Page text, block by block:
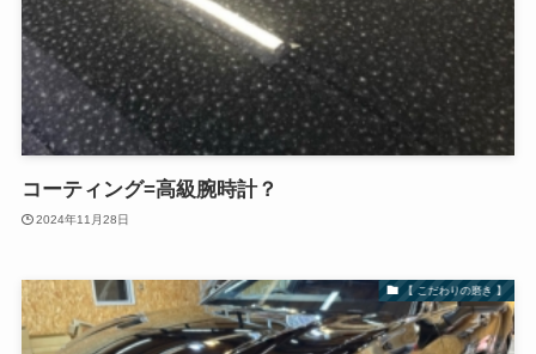
コーティング=高級腕時計？
2024年11月28日
【 こだわりの磨き 】